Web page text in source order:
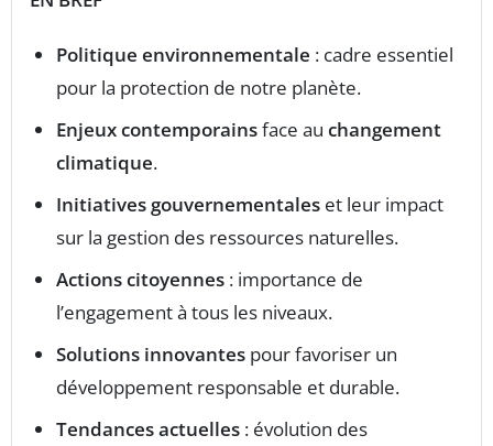
Politique environnementale : cadre essentiel
pour la protection de notre planète.
Enjeux contemporainsface au changement
climatique.
Initiatives gouvernementales et leur impact
sur la gestion des ressources naturelles.
Actions citoyennes : importance de
l’engagement à tous les niveaux.
Solutions innovantes pour favoriser un
développement responsable et durable.
Tendances actuelles : évolution des